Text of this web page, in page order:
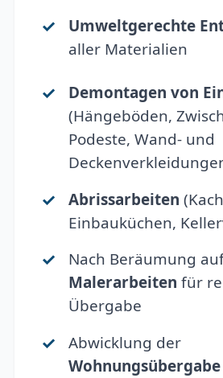
Umweltgerechte
aller Materialien
Demontagen von
(Hängeböden,
Podeste, Wand- und
Abrissarbeiten
Einbauküchen,
Nach Beräumung
Malerarbeiten für
Übergabe
Abwicklung der
Wohnungsübergabe